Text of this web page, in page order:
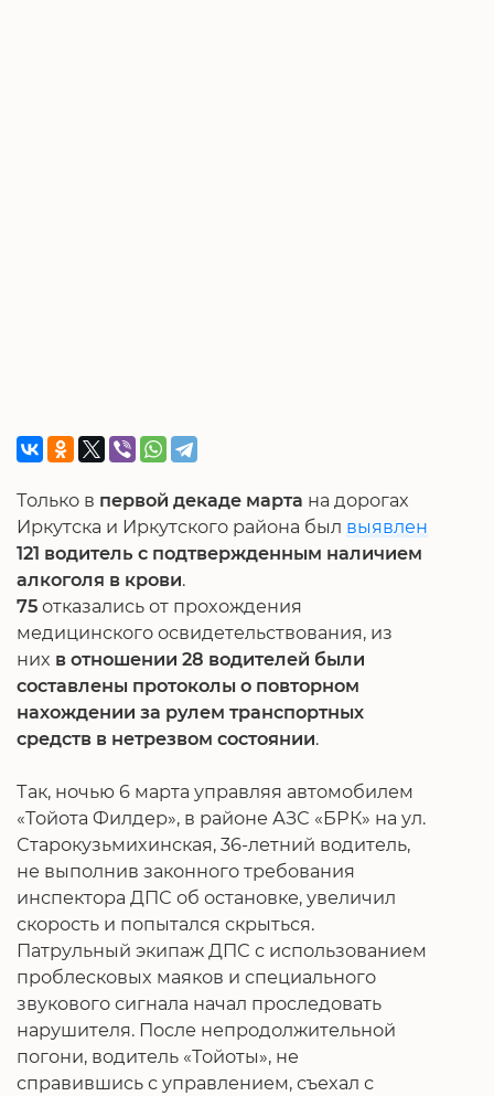
Только в первой декаде марта на дорогах
Иркутска и Иркутского района был выявлен
121 водитель с подтвержденным наличием
алкоголя в крови.
75 отказались от прохождения
медицинского освидетельствования, из
них в отношении 28 водителей были
составлены протоколы о повторном
нахождении за рулем транспортных
средств в нетрезвом состоянии.
Так, ночью 6 марта управляя автомобилем
«Тойота Филдер», в районе АЗС «БРК» на ул.
Старокузьмихинская, 36-летний водитель,
не выполнив законного требования
инспектора ДПС об остановке, увеличил
скорость и попытался скрыться.
Патрульный экипаж ДПС с использованием
проблесковых маяков и специального
звукового сигнала начал проследовать
нарушителя. После непродолжительной
погони, водитель «Тойоты», не
справившись с управлением, съехал с